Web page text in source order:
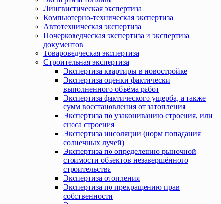
Лингвистическая экспертиза
Компьютерно-техническая экспертиза
Автотехническая экспертиза
Почерковедческая экспертиза и экспертиза
документов
Товароведческая экспертиза
Строительная экспертиза
Экспертиза квартиры в новостройке
Экспертиза оценки фактически
выполненного объёма работ
Экспертиза фактического ущерба, а также
сумм восстановления от затопления
Экспертиза по узакониванию строения, или
сноса строения
Экспертиза инсоляции (норм попадания
солнечных лучей)
Экспертиза по определению рыночной
стоимости объектов незавершённого
строительства
Экспертиза отопления
Экспертиза по прекращению прав
собственности